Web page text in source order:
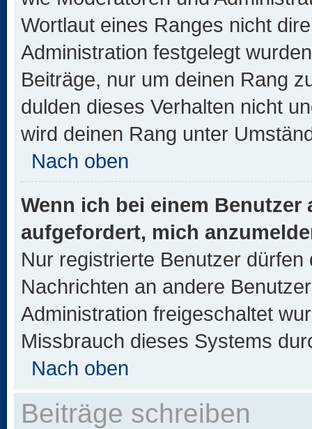
Wortlaut eines Ranges nicht
Administration festgelegt
Beiträge, nur um deinen Rang
dulden dieses Verhalten nicht
wird deinen Rang unter
Nach oben
Wenn ich bei einem
aufgefordert, mich
Nur registrierte Benutzer
Nachrichten an andere
Administration freigeschaltet
Missbrauch dieses Systems
Nach oben
Beiträge schreiben